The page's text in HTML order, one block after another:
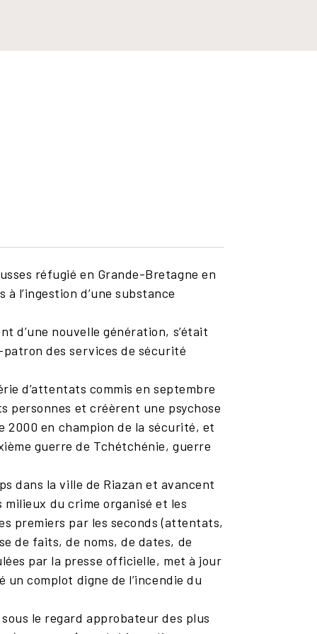
réfugié en Grande-Bretagne en
l’ingestion d’une substance
d’une nouvelle génération, s’était
patron des services de sécurité
d’attentats commis en septembre
personnes et créèrent une psychose
2000 en champion de la sécurité, et
guerre de Tchétchénie, guerre
dans la ville de Riazan et avancent
du crime organisé et les
premiers par les seconds (attentats,
de faits, de noms, de dates, de
par la presse officielle, met à jour
un complot digne de l’incendie du
le regard approbateur des plus